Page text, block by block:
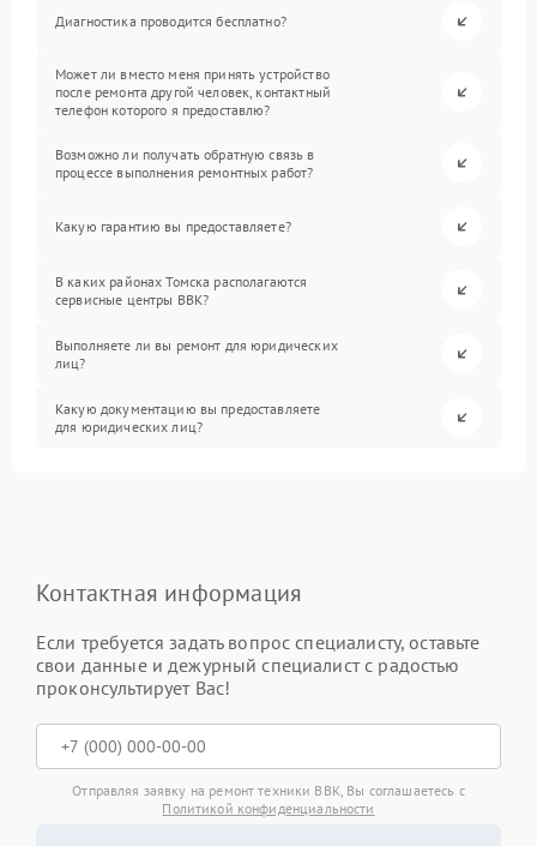
Диагностика проводится бесплатно?
Может ли вместо меня принять устройство
после ремонта другой человек, контактный
телефон которого я предоставлю?
Возможно ли получать обратную связь в
процессе выполнения ремонтных работ?
Какую гарантию вы предоставляете?
В каких районах Томска располагаются
сервисные центры BBK?
Выполняете ли вы ремонт для юридических
лиц?
Какую документацию вы предоставляете
для юридических лиц?
Контактная информация
Если требуется задать вопрос специалисту, оставьте
свои данные и дежурный специалист с радостью
проконсультирует Вас!
Отправляя заявку на ремонт техники BBK, Вы соглашаетесь с
Политикой конфиденциальности